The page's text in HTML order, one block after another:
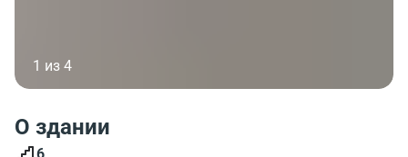
1 из 4
О здании